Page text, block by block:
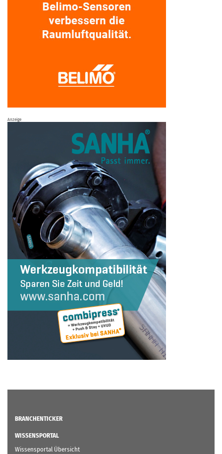
Anzeige
BRANCHENTICKER
WISSENSPORTAL
Wissensportal Übersicht